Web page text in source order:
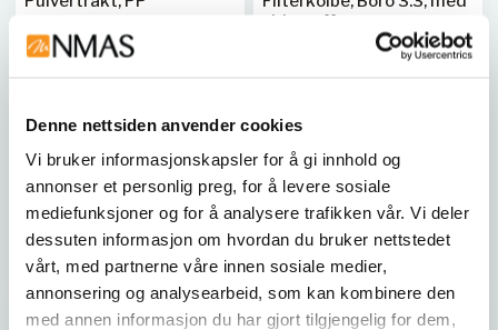
Denne nettsiden anvender cookies
Vi bruker informasjonskapsler for å gi innhold og
annonser et personlig preg, for å levere sosiale
mediefunksjoner og for å analysere trafikken vår. Vi deler
dessuten informasjon om hvordan du bruker nettstedet
vårt, med partnerne våre innen sosiale medier,
annonsering og analysearbeid, som kan kombinere den
med annen informasjon du har gjort tilgjengelig for dem,
BRA 148020|BRA 148025
Vis 6 varianter
sidemuffe
Boro 3.3. DIN 12476, ISO
diameter på 15-18 mm.
BRA 73714 | BRA 73719
73724|BRA 73729